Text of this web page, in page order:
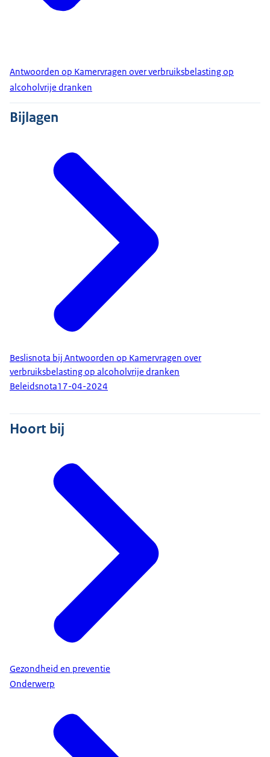
Antwoorden op Kamervragen over verbruiksbelasting op
alcoholvrije dranken
Bijlagen
Beslisnota bij Antwoorden op Kamervragen over
verbruiksbelasting op alcoholvrije dranken
Beleidsnota17-04-2024
Hoort bij
Gezondheid en preventie
Onderwerp